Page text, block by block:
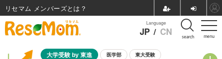
menu
Language
JP / CN search
大学受験 by 東進 医学部 東大受験
リセマム メンバーズ